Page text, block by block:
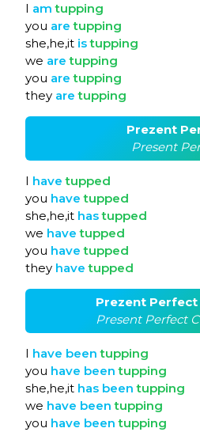
I amtupping
you aretupping
she,he,it istupping
we aretupping
you aretupping
they aretupping
Prezent
Present
I havetupped
you havetupped
she,he,it hastupped
we havetupped
you havetupped
they havetupped
Prezent Perfect
Present Perfect
I have beentupping
you have beentupping
she,he,it has beentupping
we have beentupping
you have beentupping